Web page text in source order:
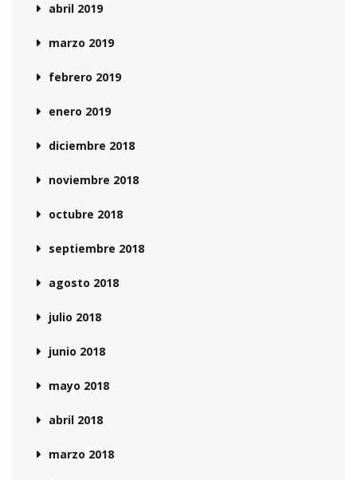
abril 2019
marzo 2019
febrero 2019
enero 2019
diciembre 2018
noviembre 2018
octubre 2018
septiembre 2018
agosto 2018
julio 2018
junio 2018
mayo 2018
abril 2018
marzo 2018